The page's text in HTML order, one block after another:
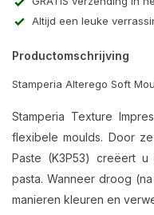
Altijd een leuke
Productomschrijving
Stamperia Alterego Soft
Stamperia Texture
flexibele moulds. Door
Paste (K3P53) creëert
pasta. Wanneer droog
manieren kleuren en